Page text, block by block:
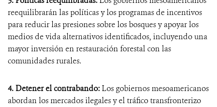
reequilibrarán las políticas y los programas de incentivos
para reducir las presiones sobre los bosques y apoyar los
medios de vida alternativos identificados, incluyendo una
mayor inversión en restauración forestal con las
comunidades rurales.
4. Detener el contrabando:Los gobiernos mesoamericanos
abordan los mercados ilegales y el tráfico transfronterizo